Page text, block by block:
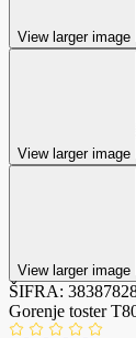
View larger image
View larger image
View larger image
ŠIFRA:
Gorenje toster